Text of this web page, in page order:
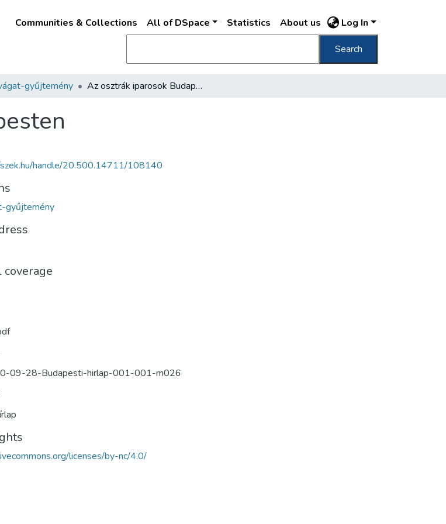
Communities & Collections All of DSpace Statistics About us Log In
Search
gyűjtemény Az osztrák iparosok Budapesten
handle/20.500.14711/108140
gyűjtemény
09-28-Budapesti-hirlap-001-001-m026
licenses/by-nc/4.0/